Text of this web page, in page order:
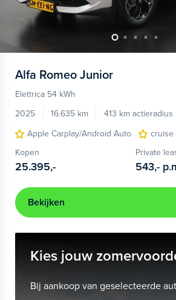
Alfa Romeo Junior
Elettrica 54 kWh
2025
16.635 km 413 km actieradius
Apple Carplay/Android Auto
cruise
Kopen
25.395,-
Private
543,-
Bekijken
Kies jouw
Bij aankoop van geselecteerde